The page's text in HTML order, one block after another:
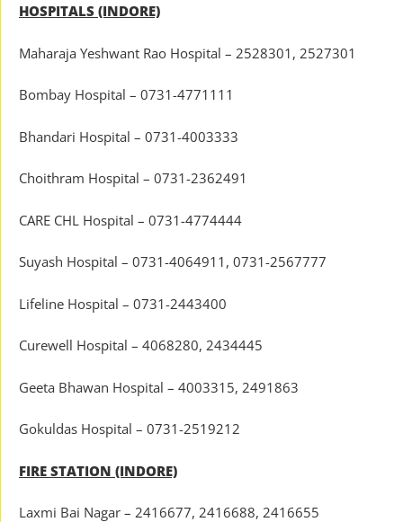
HOSPITALS (INDORE)
Maharaja Yeshwant Rao Hospital – 2528301, 2527301
Bombay Hospital – 0731-4771111
Bhandari Hospital – 0731-4003333
Choithram Hospital – 0731-2362491
CARE CHL Hospital – 0731-4774444
Suyash Hospital – 0731-4064911, 0731-2567777
Lifeline Hospital – 0731-2443400
Curewell Hospital – 4068280, 2434445
Geeta Bhawan Hospital – 4003315, 2491863
Gokuldas Hospital – 0731-2519212
FIRE STATION (INDORE)
Laxmi Bai Nagar – 2416677, 2416688, 2416655